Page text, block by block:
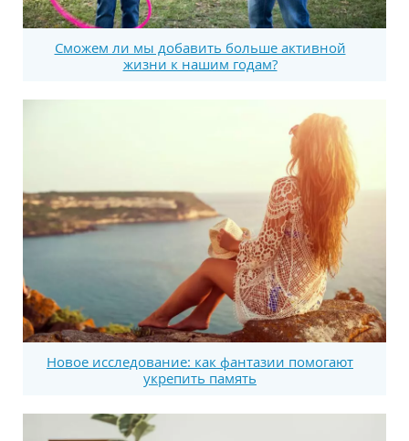
Сможем ли мы добавить больше активной
жизни к нашим годам?
Новое исследование: как фантазии помогают
укрепить память